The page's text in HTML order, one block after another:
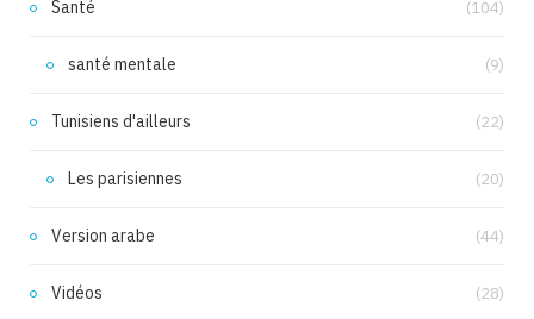
Santé (104)
santé mentale (9)
Tunisiens d'ailleurs (22)
Les parisiennes (20)
Version arabe (44)
Vidéos (28)